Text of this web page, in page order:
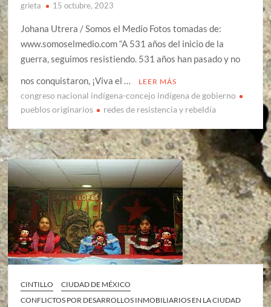
grieta 15 octubre, 2023
Johana Utrera / Somos el Medio Fotos tomadas de:
www.somoselmedio.com “A 531 años del inicio de la
guerra, seguimos resistiendo. 531 años han pasado y no
nos conquistaron, ¡Viva el …
LEER MÁS
congreso nacional indígena-concejo indígena de gobierno
pueblos originarios
redes de resistencia y rebeldía
CINTILLO
CIUDAD DE MÉXICO
CONFLICTOS POR DESARROLLOS INMOBILIARIOS EN LA CIUDAD